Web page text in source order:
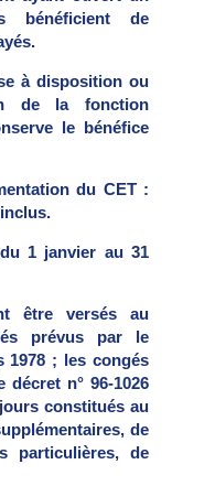
bénéficient de
à disposition ou
de la fonction
le bénéfice
du CET :
1 janvier au 31
être versés au
prévus par le
1978 ; les congés
n° 96-1026
constitués au
de
particulières, de